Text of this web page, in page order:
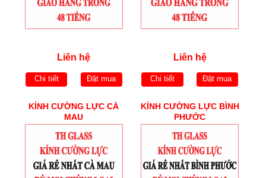
Liên hệ
Chi tiết Đặt mua
Liên hệ
Chi tiết Đặt mua
KÍNH CƯỜNG LỰC CÀ
MAU
KÍNH CƯỜNG LỰC BÌNH
PHƯỚC